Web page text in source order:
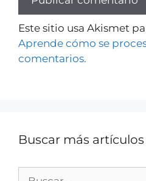
Este sitio usa Akismet
Aprende cómo se
comentarios.
Buscar más artículos